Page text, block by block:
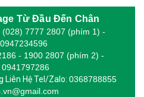
Từ Đầu Đến Chân
7777 2807 (phím 1) -
- 1900 2807 (phím 2) -
0941797286
Liên Hệ Tel/Zalo: 0368788855